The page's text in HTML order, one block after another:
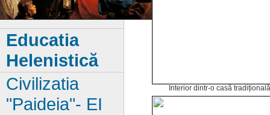
Interior dintr-o casă tradițională
Educatia
Helenistică
Civilizatia
"Paideia"- EI